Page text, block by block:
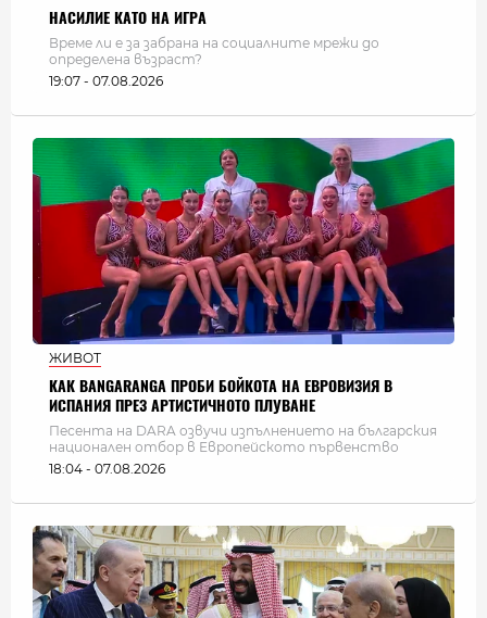
НАСИЛИЕ КАТО НА ИГРА
Време ли е за забрана на социалните мрежи до
определена възраст?
19:07 - 07.08.2026
ЖИВОТ
КАК BANGARANGA ПРОБИ БОЙКОТА НА ЕВРОВИЗИЯ В
ИСПАНИЯ ПРЕЗ АРТИСТИЧНОТО ПЛУВАНЕ
Песента на DARA озвучи изпълнението на българския
национален отбор в Европейското първенство
18:04 - 07.08.2026